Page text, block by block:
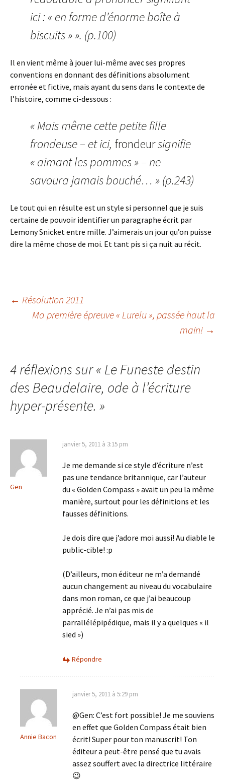
ici : « en forme d’énorme boîte à
biscuits » ». (p.100)
Il en vient même à jouer lui-même avec ses propres
conventions en donnant des définitions absolument
erronée et fictive, mais ayant du sens dans le contexte de
l’histoire, comme ci-dessous :
« Mais même cette petite fille
frondeuse – et ici, frondeursignifie
« aimant les pommes » – ne
savoura jamais bouché… » (p.243)
Le tout qui en résulte est un style si personnel que je suis
certaine de pouvoir identifier un paragraphe écrit par
Lemony Snicket entre mille. J’aimerais un jour qu’on puisse
dire la même chose de moi. Et tant pis si ça nuit au récit.
Navigation
des
articles
← Résolution 2011
Ma première épreuve « Lurelu », passée haut la
main! →
4 réflexions sur « Le Funeste destin
des Beaudelaire, ode à l’écriture
hyper-présente. »
Gen
janvier 5, 2011 à 3:15 pm
Je me demande si ce style d’écriture n’est
pas une tendance britannique, car l’auteur
du « Golden Compass » avait un peu la même
manière, surtout pour les définitions et les
fausses définitions.
Je dois dire que j’adore moi aussi! Au diable le
public-cible! :p
(D’ailleurs, mon éditeur ne m’a demandé
aucun changement au niveau du vocabulaire
dans mon roman, ce que j’ai beaucoup
apprécié. Je n’ai pas mis de
parrallélépipédique, mais il y a quelques « il
sied »)
Répondre
Annie Bacon
janvier 5, 2011 à 5:29 pm
@Gen: C’est fort possible! Je me souviens
en effet que Golden Compass était bien
écrit! Super pour ton manuscrit! Ton
éditeur a peut-être pensé que tu avais
assez souffert avec la directrice littéraire
😉